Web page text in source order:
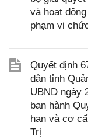
và hoạt
phạm vi
Quyết định
dân tỉnh
UBND ngày
ban hành
hạn và cơ
Trị